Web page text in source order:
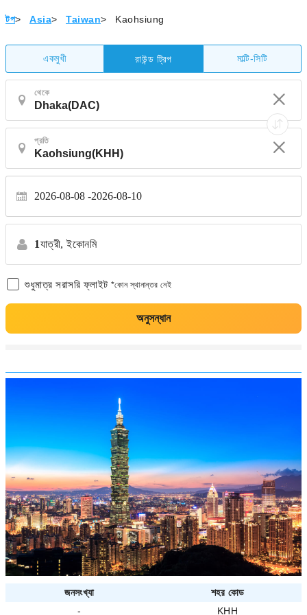
টপ> Asia> Taiwan> Kaohsiung
একমুখী রাউন্ড ট্রিপ মাল্টি-সিটি
থেকে
প্রতি
2026-08-08 2026-08-10
1যাত্রী, ইকোনমি
শুধুমাত্র সরাসরি ফ্লাইট *কোন স্থানান্তর নেই
অনুসন্ধান
জনসংখ্যা
শহর কোড
-
KHH